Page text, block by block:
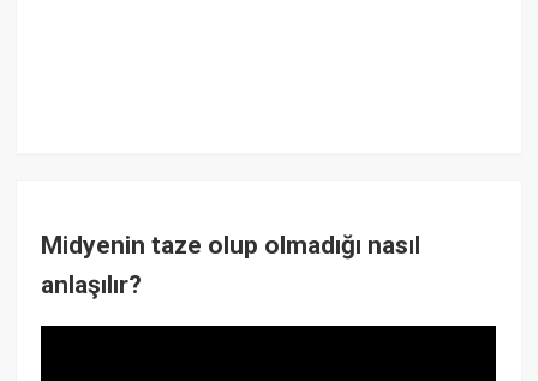
Midyenin taze olup olmadığı nasıl
anlaşılır?